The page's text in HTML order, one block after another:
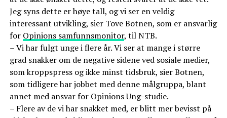
Jeg syns dette er høye tall, og vi ser en veldig
interessant utvikling, sier Tove Botnen, som er ansvarlig
for Opinions samfunnsmonitor, til NTB.
– Vi har fulgt unge i flere år. Vi ser at mange i større
grad snakker om de negative sidene ved sosiale medier,
som kroppspress og ikke minst tidsbruk, sier Botnen,
som tidligere har jobbet med denne målgruppa, blant
annet med ansvar for Opinions Ung-studie.
– Flere av de vi har snakket med, er blitt mer bevisst på